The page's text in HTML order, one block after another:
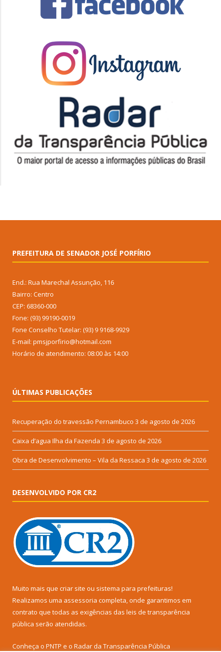
PREFEITURA DE SENADOR JOSÉ PORFÍRIO
End.: Rua Marechal Assunção, 116
Bairro: Centro
CEP: 68360-000
Fone: (93) 99190-0019
Fone Conselho Tutelar: (93) 9 9168-9929
E-mail: pmsjporfirio@hotmail.com
Horário de atendimento: 08:00 às 14:00
ÚLTIMAS PUBLICAÇÕES
Recuperação do travessão Pernambuco 3 de agosto de 2026
Caixa d’agua Ilha da Fazenda 3 de agosto de 2026
Obra de Desenvolvimento – Vila da Ressaca 3 de agosto de 2026
DESENVOLVIDO POR CR2
Muito mais que criar site ou sistema para prefeituras!
Realizamos uma assessoria completa, onde garantimos em
contrato que todas as exigências das leis de transparência
pública serão atendidas.
Conheça o PNTP e o Radar da Transparência Pública